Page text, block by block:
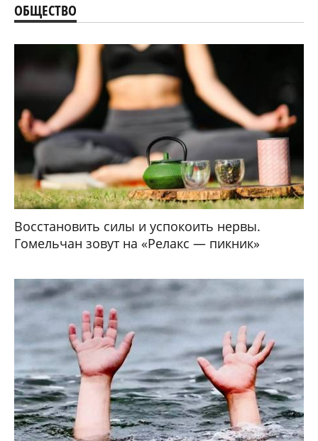
ОБЩЕСТВО
Восстановить силы и успокоить нервы.
Гомельчан зовут на «Релакс — пикник»